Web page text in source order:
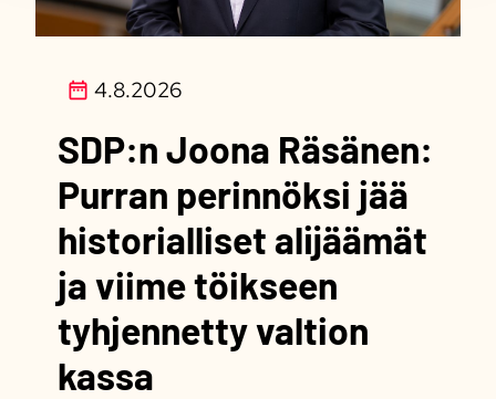
4.8.2026
SDP:n Joona Räsänen:
Purran perinnöksi jää
historialliset alijäämät
ja viime töikseen
tyhjennetty valtion
kassa